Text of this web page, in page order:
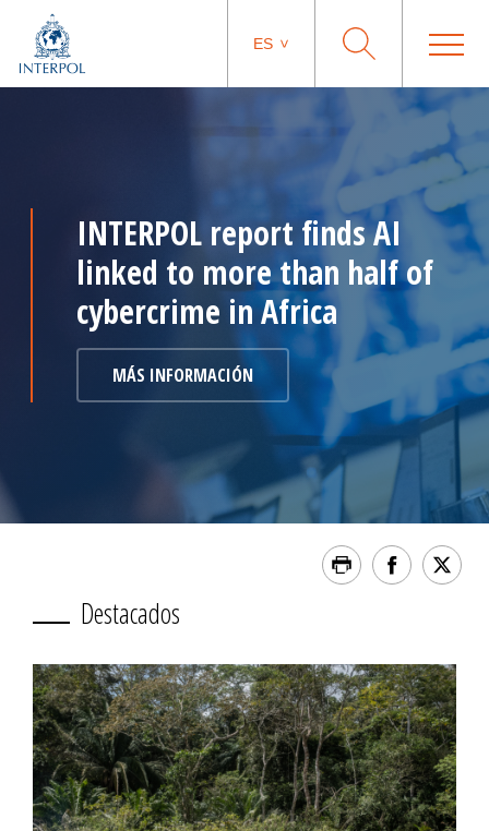
ES
INTERPOL report finds AI
linked to more than half of
cybercrime in Africa
MÁS INFORMACIÓN
Destacados